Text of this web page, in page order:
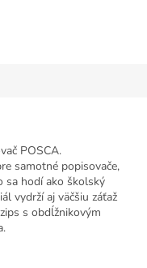
POSCA.
samotné popisovače,
sa hodí ako školský
vydrží aj väčšiu záťaž
s obdĺžnikovým